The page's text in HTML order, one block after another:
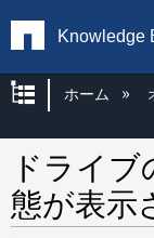
Knowledge
グロー
ホーム
ドライ
態が表示